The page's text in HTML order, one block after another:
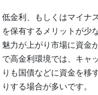
低金利、もしくはマイナ
を保有するメリットが少
魅力が上がり市場に資金
で高金利環境では、キャ
りも国債などに資金を移
りする場合が多いです。